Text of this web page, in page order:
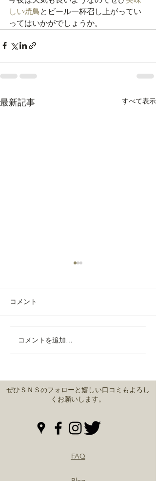
しい焼鳥とビール一杯召し上がってい
ってはいかがでしょうか。
最新記事 すべて表示
通常営業しております。
コメント
コメントを追加…
ぜひＳＮＳのフォローと嬉しい口コミもよろし
くお願いします。
FAQ